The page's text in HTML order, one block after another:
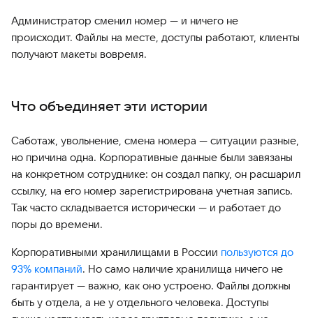
Администратор сменил номер — и ничего не
происходит. Файлы на месте, доступы работают, клиенты
получают макеты вовремя.
Что объединяет эти истории
Саботаж, увольнение, смена номера — ситуации разные,
но причина одна. Корпоративные данные были завязаны
на конкретном сотруднике: он создал папку, он расшарил
ссылку, на его номер зарегистрирована учетная запись.
Так часто складывается исторически — и работает до
поры до времени.
Корпоративными хранилищами в России пользуются до
93% компаний. Но само наличие хранилища ничего не
гарантирует — важно, как оно устроено. Файлы должны
быть у отдела, а не у отдельного человека. Доступы